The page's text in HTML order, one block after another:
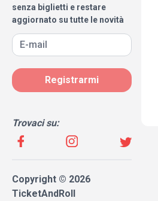
senza biglietti e restare
aggiornato su tutte le novità
Registrarmi
Trovaci su:
Copyright © 2026
TicketAndRoll